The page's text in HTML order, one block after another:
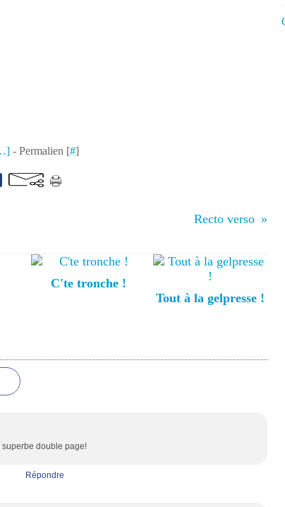
] - Permalien [#]
Recto verso
C'te tronche !
Tout à la gelpresse !
superbe double page!
Répondre